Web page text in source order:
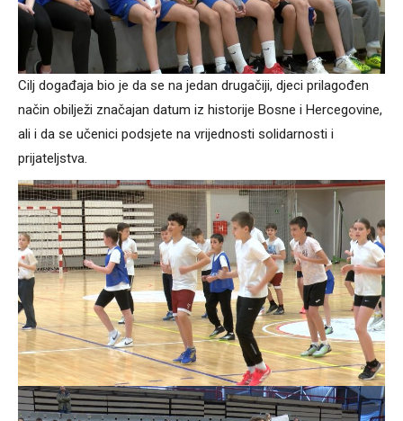
Cilj događaja bio je da se na jedan drugačiji, djeci prilagođen
način obilježi značajan datum iz historije Bosne i Hercegovine,
ali i da se učenici podsjete na vrijednosti solidarnosti i
prijateljstva.